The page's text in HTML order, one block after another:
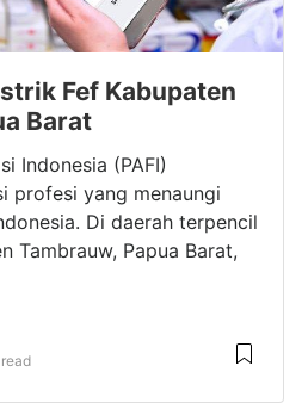
Fef Kabupaten
Barat
Indonesia (PAFI)
profesi yang menaungi
Di daerah terpencil
Tambrauw, Papua Barat,